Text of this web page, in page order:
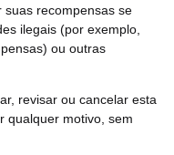
suas recompensas se
ilegais (por exemplo,
ou outras
revisar ou cancelar esta
qualquer motivo, sem